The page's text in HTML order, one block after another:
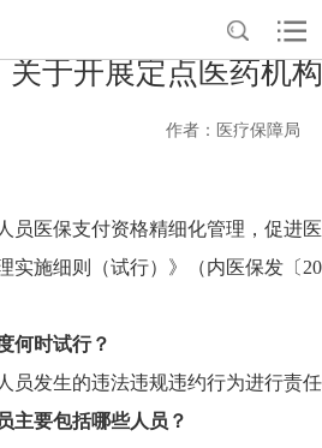
关于开展定点医药机
作者：医疗保障局
员医保支付资格精细化管理，促进
实施细则（试行）》（内医保发〔
何时试行？
员发生的违法违规违约行为进行责
主要包括哪些人员？